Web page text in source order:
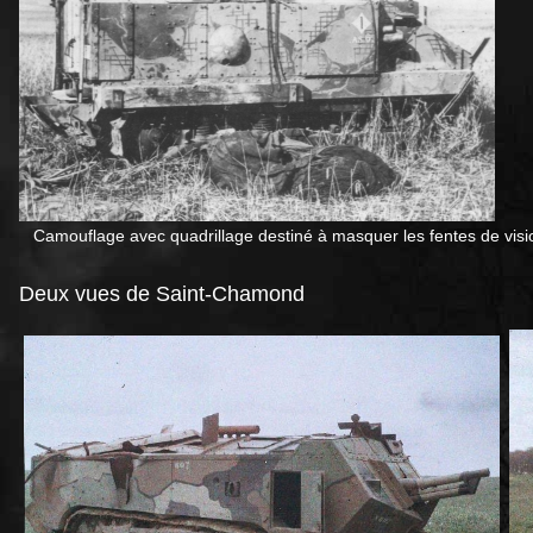
Camouflage avec quadrillage destiné à masquer les fentes de
Deux vues de Saint-Chamond